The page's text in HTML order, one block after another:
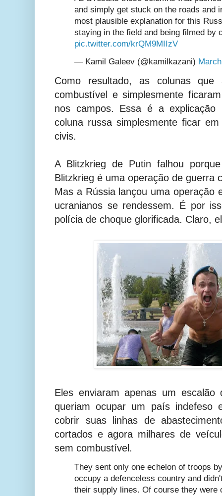
and simply get stuck on the roads and
most plausible explanation for this
staying in the field and being filmed by
pic.twitter.com/krQM9MIIzV
— Kamil Galeev (@kamilkazani)
Como resultado, as colunas que
combustível e simplesmente
nos campos. Essa é a explicação
coluna russa simplesmente ficar
civis.
A Blitzkrieg de Putin falhou
Blitzkrieg é uma operação de guerra
Mas a Rússia lançou uma operação
ucranianos se rendessem. É por
polícia de choque glorificada. Claro,
Eles enviaram apenas um
queriam ocupar um país indefeso
cobrir suas linhas de
cortados e agora milhares de
sem combustível.
They sent only one echelon of troops
occupy a defenceless country and
their supply lines. Of course they were